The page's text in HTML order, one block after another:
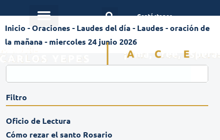
Contáctanos
Inicio -Oraciones - Laudes del día - Laudes - oración de
la mañana - miercoles 24 junio 2026
Filtro
Oficio de Lectura
Cómo rezar el santo Rosario